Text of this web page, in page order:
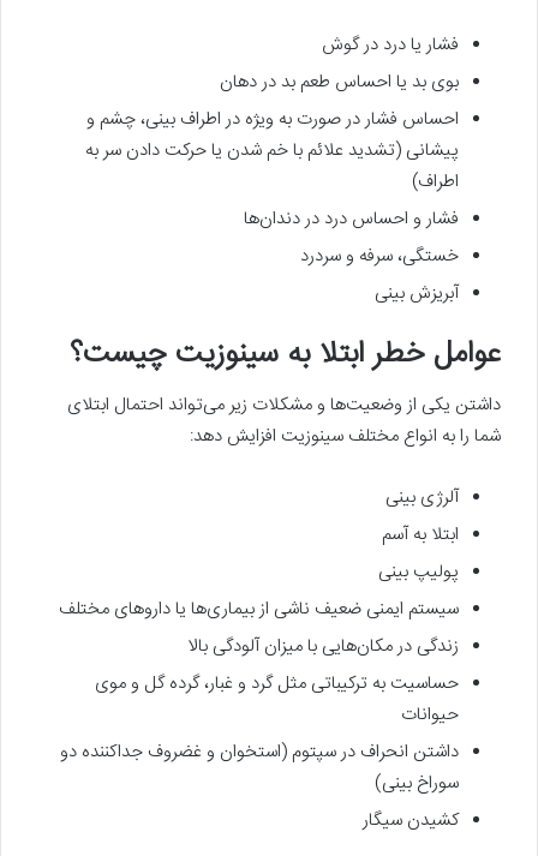
فشار یا درد در گوش
بوی بد یا احساس طعم بد در دهان
احساس فشار در صورت به ویژه در اطراف بینی، چشم و
پیشانی (تشدید علائم با خم شدن یا حرکت دادن سر به
اطراف)
فشار و احساس درد در دندان‌ها
خستگی، سرفه و سردرد
آبریزش بینی
عوامل خطر ابتلا به سینوزیت چیست؟
داشتن یکی از وضعیت‌ها و مشکلات زیر می‌تواند احتمال ابتلای
شما را به انواع مختلف سینوزیت افزایش دهد:
آلرژی بینی
ابتلا به آسم
پولیپ بینی
سیستم ایمنی ضعیف ناشی از بیماری‌ها یا داروهای مختلف
زندگی در مکان‌هایی با میزان آلودگی بالا
حساسیت به ترکیباتی مثل گرد و غبار، گرده گل و موی
حیوانات
داشتن انحراف در سپتوم (استخوان و غضروف جداکننده دو
سوراخ بینی)
کشیدن سیگار